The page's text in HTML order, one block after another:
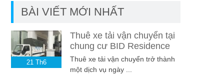
BÀI VIẾT MỚI NHẤT
21 Th6
Thuê xe tải vận chuyển tại
chung cư BID Residence
Thuê xe tải vận chuyển trở thành
một dịch vụ ngày ...